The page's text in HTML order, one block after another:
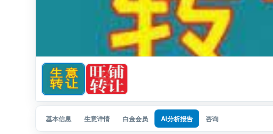
基本信息 生意详情 白金会员 AI分析报告 咨询